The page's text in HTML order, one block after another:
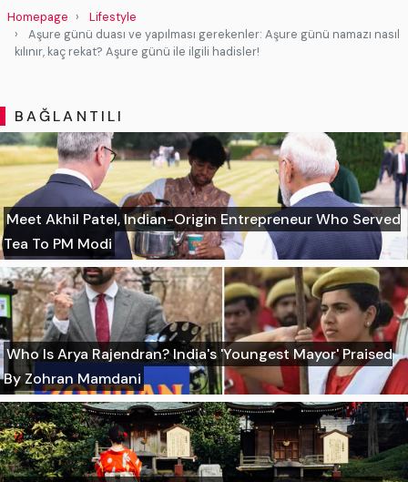
Homepage
Lifestyle
Aşure günü duası ve yapılması gerekenler: Aşure günü namazı nasıl
kılınır, kaç rekat? Aşure günü ile ilgili hadisler!
BAĞLANTILI
Meet Akhil Patel, Indian-Origin Entrepreneur Who Served
Tea To PM Modi
Who Is Arya Rajendran? India's 'Youngest Mayor' Praised
By Zohran Mamdani